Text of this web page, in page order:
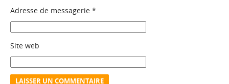
Adresse de messagerie *
Site web